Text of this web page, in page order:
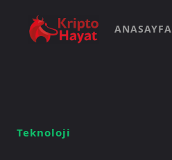
ANASAYFA
Teknoloji